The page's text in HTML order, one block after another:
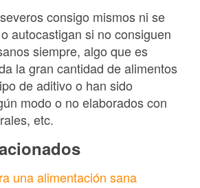
consigo mismos ni se
autocastigan si no consiguen
siempre, algo que es
la gran cantidad de alimentos
de aditivo o han sido
modo o no elaborados con
etc.
una alimentación sana